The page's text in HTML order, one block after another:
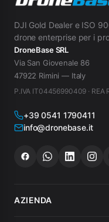
DJI Gold Dealer e ISO
drone enterprise per i
DroneBase SRL
Via San Giovenale 86
47922 Rimini — Italy
P.IVA IT04456990409 · REA
+39 0541 1790411
info@dronebase.it
AZIENDA